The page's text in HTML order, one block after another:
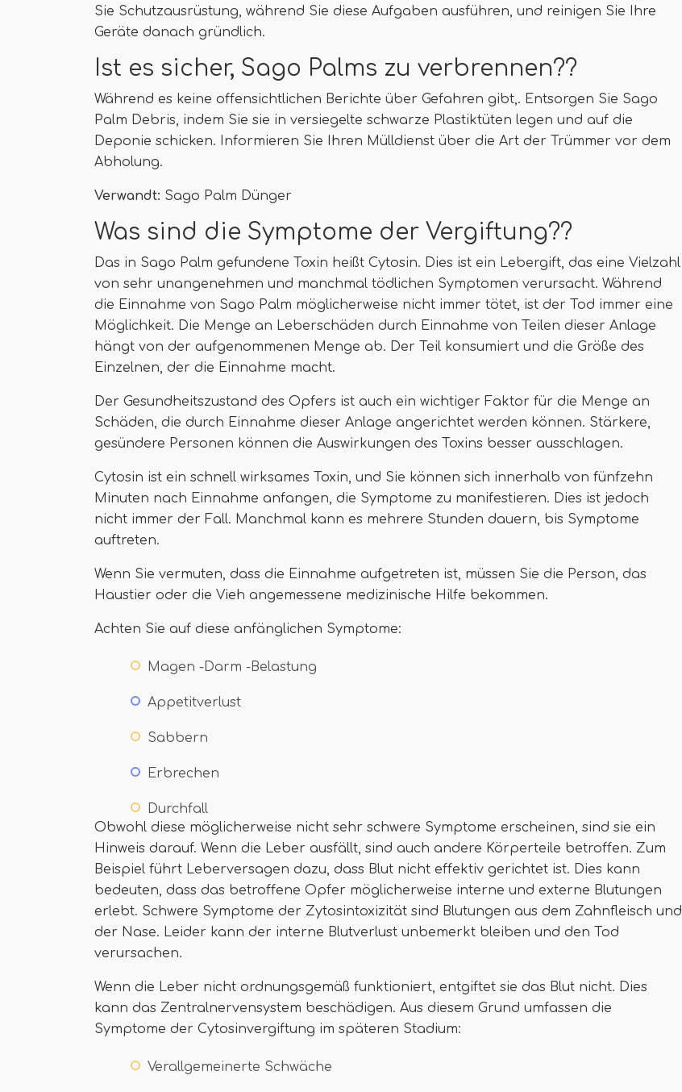
Sie Schutzausrüstung, während Sie diese Aufgaben ausführen, und reinigen Sie Ihre
Geräte danach gründlich.
Ist es sicher, Sago Palms zu verbrennen??
Während es keine offensichtlichen Berichte über Gefahren gibt,. Entsorgen Sie Sago
Palm Debris, indem Sie sie in versiegelte schwarze Plastiktüten legen und auf die
Deponie schicken. Informieren Sie Ihren Mülldienst über die Art der Trümmer vor dem
Abholung.
Verwandt: Sago Palm Dünger
Was sind die Symptome der Vergiftung??
Das in Sago Palm gefundene Toxin heißt Cytosin. Dies ist ein Lebergift, das eine Vielzahl
von sehr unangenehmen und manchmal tödlichen Symptomen verursacht. Während
die Einnahme von Sago Palm möglicherweise nicht immer tötet, ist der Tod immer eine
Möglichkeit. Die Menge an Leberschäden durch Einnahme von Teilen dieser Anlage
hängt von der aufgenommenen Menge ab. Der Teil konsumiert und die Größe des
Einzelnen, der die Einnahme macht.
Der Gesundheitszustand des Opfers ist auch ein wichtiger Faktor für die Menge an
Schäden, die durch Einnahme dieser Anlage angerichtet werden können. Stärkere,
gesündere Personen können die Auswirkungen des Toxins besser ausschlagen.
Cytosin ist ein schnell wirksames Toxin, und Sie können sich innerhalb von fünfzehn
Minuten nach Einnahme anfangen, die Symptome zu manifestieren. Dies ist jedoch
nicht immer der Fall. Manchmal kann es mehrere Stunden dauern, bis Symptome
auftreten.
Wenn Sie vermuten, dass die Einnahme aufgetreten ist, müssen Sie die Person, das
Haustier oder die Vieh angemessene medizinische Hilfe bekommen.
Achten Sie auf diese anfänglichen Symptome:
Magen -Darm -Belastung
Appetitverlust
Sabbern
Erbrechen
Durchfall
Obwohl diese möglicherweise nicht sehr schwere Symptome erscheinen, sind sie ein
Hinweis darauf. Wenn die Leber ausfällt, sind auch andere Körperteile betroffen. Zum
Beispiel führt Leberversagen dazu, dass Blut nicht effektiv gerichtet ist. Dies kann
bedeuten, dass das betroffene Opfer möglicherweise interne und externe Blutungen
erlebt. Schwere Symptome der Zytosintoxizität sind Blutungen aus dem Zahnfleisch und
der Nase. Leider kann der interne Blutverlust unbemerkt bleiben und den Tod
verursachen.
Wenn die Leber nicht ordnungsgemäß funktioniert, entgiftet sie das Blut nicht. Dies
kann das Zentralnervensystem beschädigen. Aus diesem Grund umfassen die
Symptome der Cytosinvergiftung im späteren Stadium:
Verallgemeinerte Schwäche